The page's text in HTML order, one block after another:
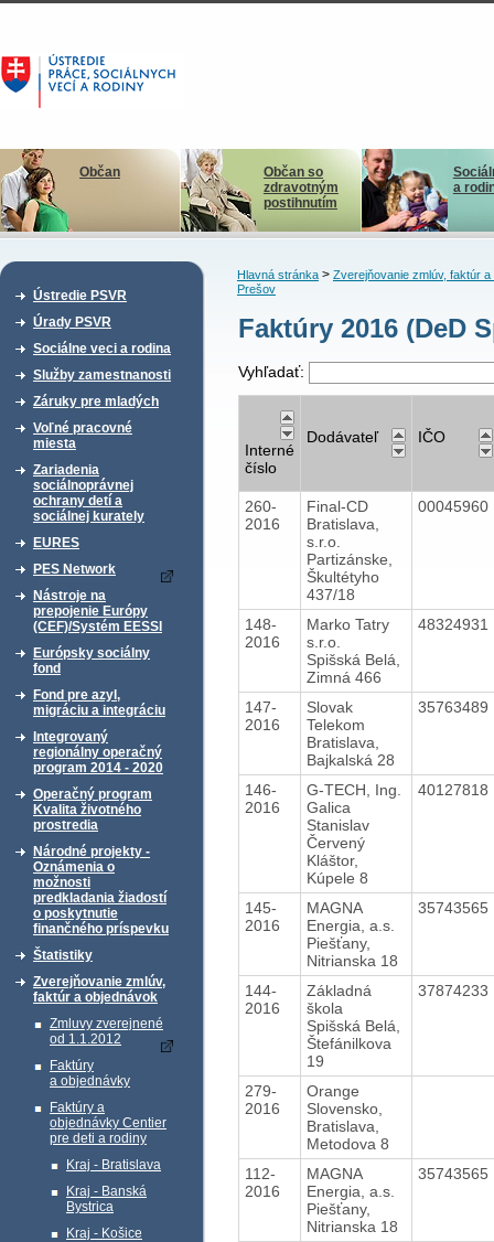
Občan
Občan so
zdravotným
postihnutím
a
Ústredie PSVR
Úrady PSVR
Sociálne veci a rodina
Služby zamestnanosti
Záruky pre mladých
Voľné pracovné
miesta
Zariadenia
sociálnoprávnej
ochrany detí a
sociálnej kurately
EURES
PES Network
Nástroje na
prepojenie Európy
(CEF)/Systém EESSI
Európsky sociálny
fond
Fond pre azyl,
migráciu a integráciu
Integrovaný
regionálny operačný
program 2014 - 2020
Operačný program
Kvalita životného
prostredia
Národné projekty -
Oznámenia o
možnosti
predkladania žiadostí
o poskytnutie
finančného príspevku
Štatistiky
Zverejňovanie zmlúv,
faktúr a objednávok
Zmluvy zverejnené
od 1.1.2012
Faktúry
a objednávky
Faktúry a
objednávky Centier
pre deti a rodiny
Kraj - Bratislava
Kraj - Banská
Bystrica
Kraj - Košice
Hlavná stránka> Zverejňovanie zmlúv, faktúr a
Prešov
Faktúry 2016 (DeD
Vyhľadať:
Interné
číslo
Dodávateľ IČO
260-
2016
Final-CD
Bratislava,
s.r.o.
Partizánske,
Škultétyho
437/18
00045960
148-
2016
Marko Tatry
s.r.o.
Spišská Belá,
Zimná 466
48324931
147-
2016
Slovak
Telekom
Bratislava,
Bajkalská 28
35763489
146-
2016
G-TECH, Ing.
Galica
Stanislav
Červený
Kláštor,
Kúpele 8
40127818
145-
2016
MAGNA
Energia, a.s.
Piešťany,
Nitrianska 18
35743565
144-
2016
Základná
škola
Spišská Belá,
Štefánilkova
19
37874233
279-
2016
Orange
Slovensko,
Bratislava,
Metodova 8
112-
2016
MAGNA
Energia, a.s.
Piešťany,
Nitrianska 18
35743565